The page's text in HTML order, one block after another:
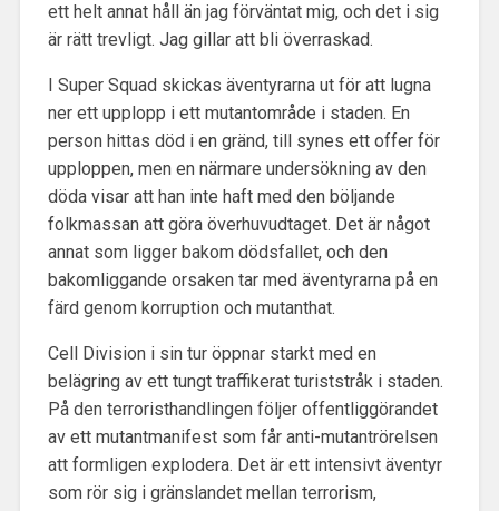
ett helt annat håll än jag förväntat mig, och det i sig
är rätt trevligt. Jag gillar att bli överraskad.
I Super Squad skickas äventyrarna ut för att lugna
ner ett upplopp i ett mutantområde i staden. En
person hittas död i en gränd, till synes ett offer för
upploppen, men en närmare undersökning av den
döda visar att han inte haft med den böljande
folkmassan att göra överhuvudtaget. Det är något
annat som ligger bakom dödsfallet, och den
bakomliggande orsaken tar med äventyrarna på en
färd genom korruption och mutanthat.
Cell Division i sin tur öppnar starkt med en
belägring av ett tungt traffikerat turiststråk i staden.
På den terroristhandlingen följer offentliggörandet
av ett mutantmanifest som får anti-mutantrörelsen
att formligen explodera. Det är ett intensivt äventyr
som rör sig i gränslandet mellan terrorism,